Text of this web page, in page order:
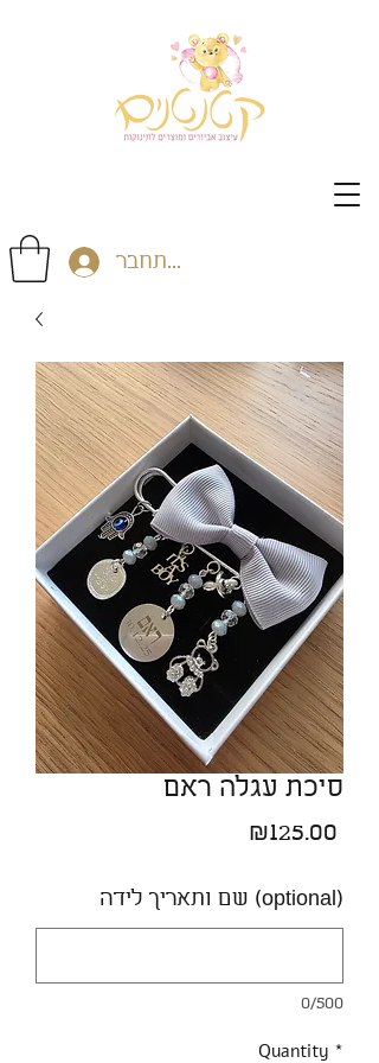
התחבר
סיכת עגלה ראם
₪125.00
שם ותאריך לידה (optional)
0/500
Quantity *